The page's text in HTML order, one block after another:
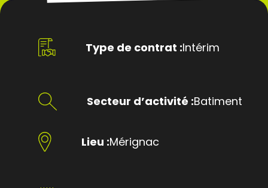
Type de contrat :Intérim
Secteur d’activité :Batiment
Lieu :Mérignac